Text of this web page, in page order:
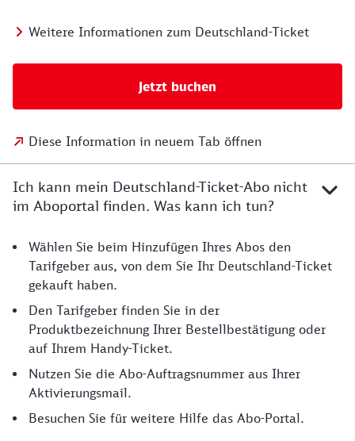
Weitere Informationen zum Deutschland-Ticket
Jetzt buchen
Diese Information in neuem Tab öffnen
Ich kann mein Deutschland-Ticket-Abo nicht
im Aboportal finden. Was kann ich tun?
Wählen Sie beim Hinzufügen Ihres Abos den
Tarifgeber aus, von dem Sie Ihr Deutschland-Ticket
gekauft haben.
Den Tarifgeber finden Sie in der
Produktbezeichnung Ihrer Bestellbestätigung oder
auf Ihrem Handy-Ticket.
Nutzen Sie die Abo-Auftragsnummer aus Ihrer
Aktivierungsmail.
Besuchen Sie für weitere Hilfe das Abo-Portal.